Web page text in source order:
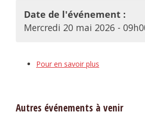
Date de l'événement :
Mercredi 20 mai 2026 -
Pour en savoir plus
Autres événements à venir